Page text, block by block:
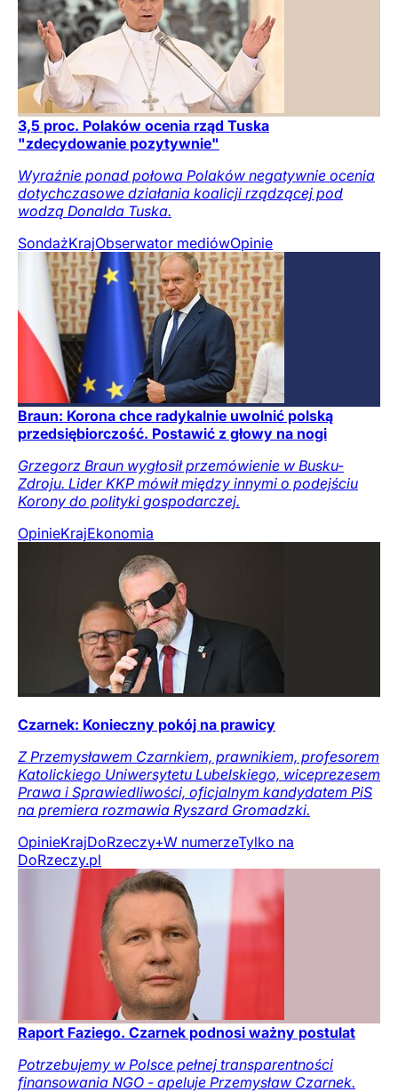
3,5 proc. Polaków ocenia rząd Tuska
"zdecydowanie pozytywnie"
Wyraźnie ponad połowa Polaków negatywnie ocenia
dotychczasowe działania koalicji rządzącej pod
wodzą Donalda Tuska.
SondażKrajObserwator mediówOpinie
Braun: Korona chce radykalnie uwolnić polską
przedsiębiorczość. Postawić z głowy na nogi
Grzegorz Braun wygłosił przemówienie w Busku-
Zdroju. Lider KKP mówił między innymi o podejściu
Korony do polityki gospodarczej.
OpinieKrajEkonomia
Czarnek: Konieczny pokój na prawicy
Z Przemysławem Czarnkiem, prawnikiem, profesorem
Katolickiego Uniwersytetu Lubelskiego, wiceprezesem
Prawa i Sprawiedliwości, oficjalnym kandydatem PiS
na premiera rozmawia Ryszard Gromadzki.
OpinieKrajDoRzeczy+W numerzeTylko na
DoRzeczy.pl
Raport Faziego. Czarnek podnosi ważny postulat
Potrzebujemy w Polsce pełnej transparentności
finansowania NGO - apeluje Przemysław Czarnek.